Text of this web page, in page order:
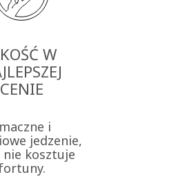
W
CENIE
i
jedzenie,
kosztuje